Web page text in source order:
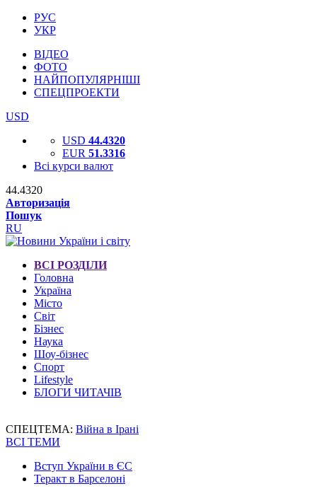
РУС
УКР
ВІДЕО
ФОТО
НАЙПОПУЛЯРНІШІ
СПЕЦПРОЕКТИ
USD
USD 44.4320
EUR 51.3316
Всі курси валют
44.4320
Авторизація
Пошук
RU
ВСІ РОЗДІЛИ
Головна
Україна
Місто
Світ
Бізнес
Наука
Шоу-бізнес
Спорт
Lifestyle
БЛОГИ ЧИТАЧІВ
СПЕЦТЕМА: Війна в Ірані
ВСІ ТЕМИ
Вступ України в ЄС
Теракт в Барселоні